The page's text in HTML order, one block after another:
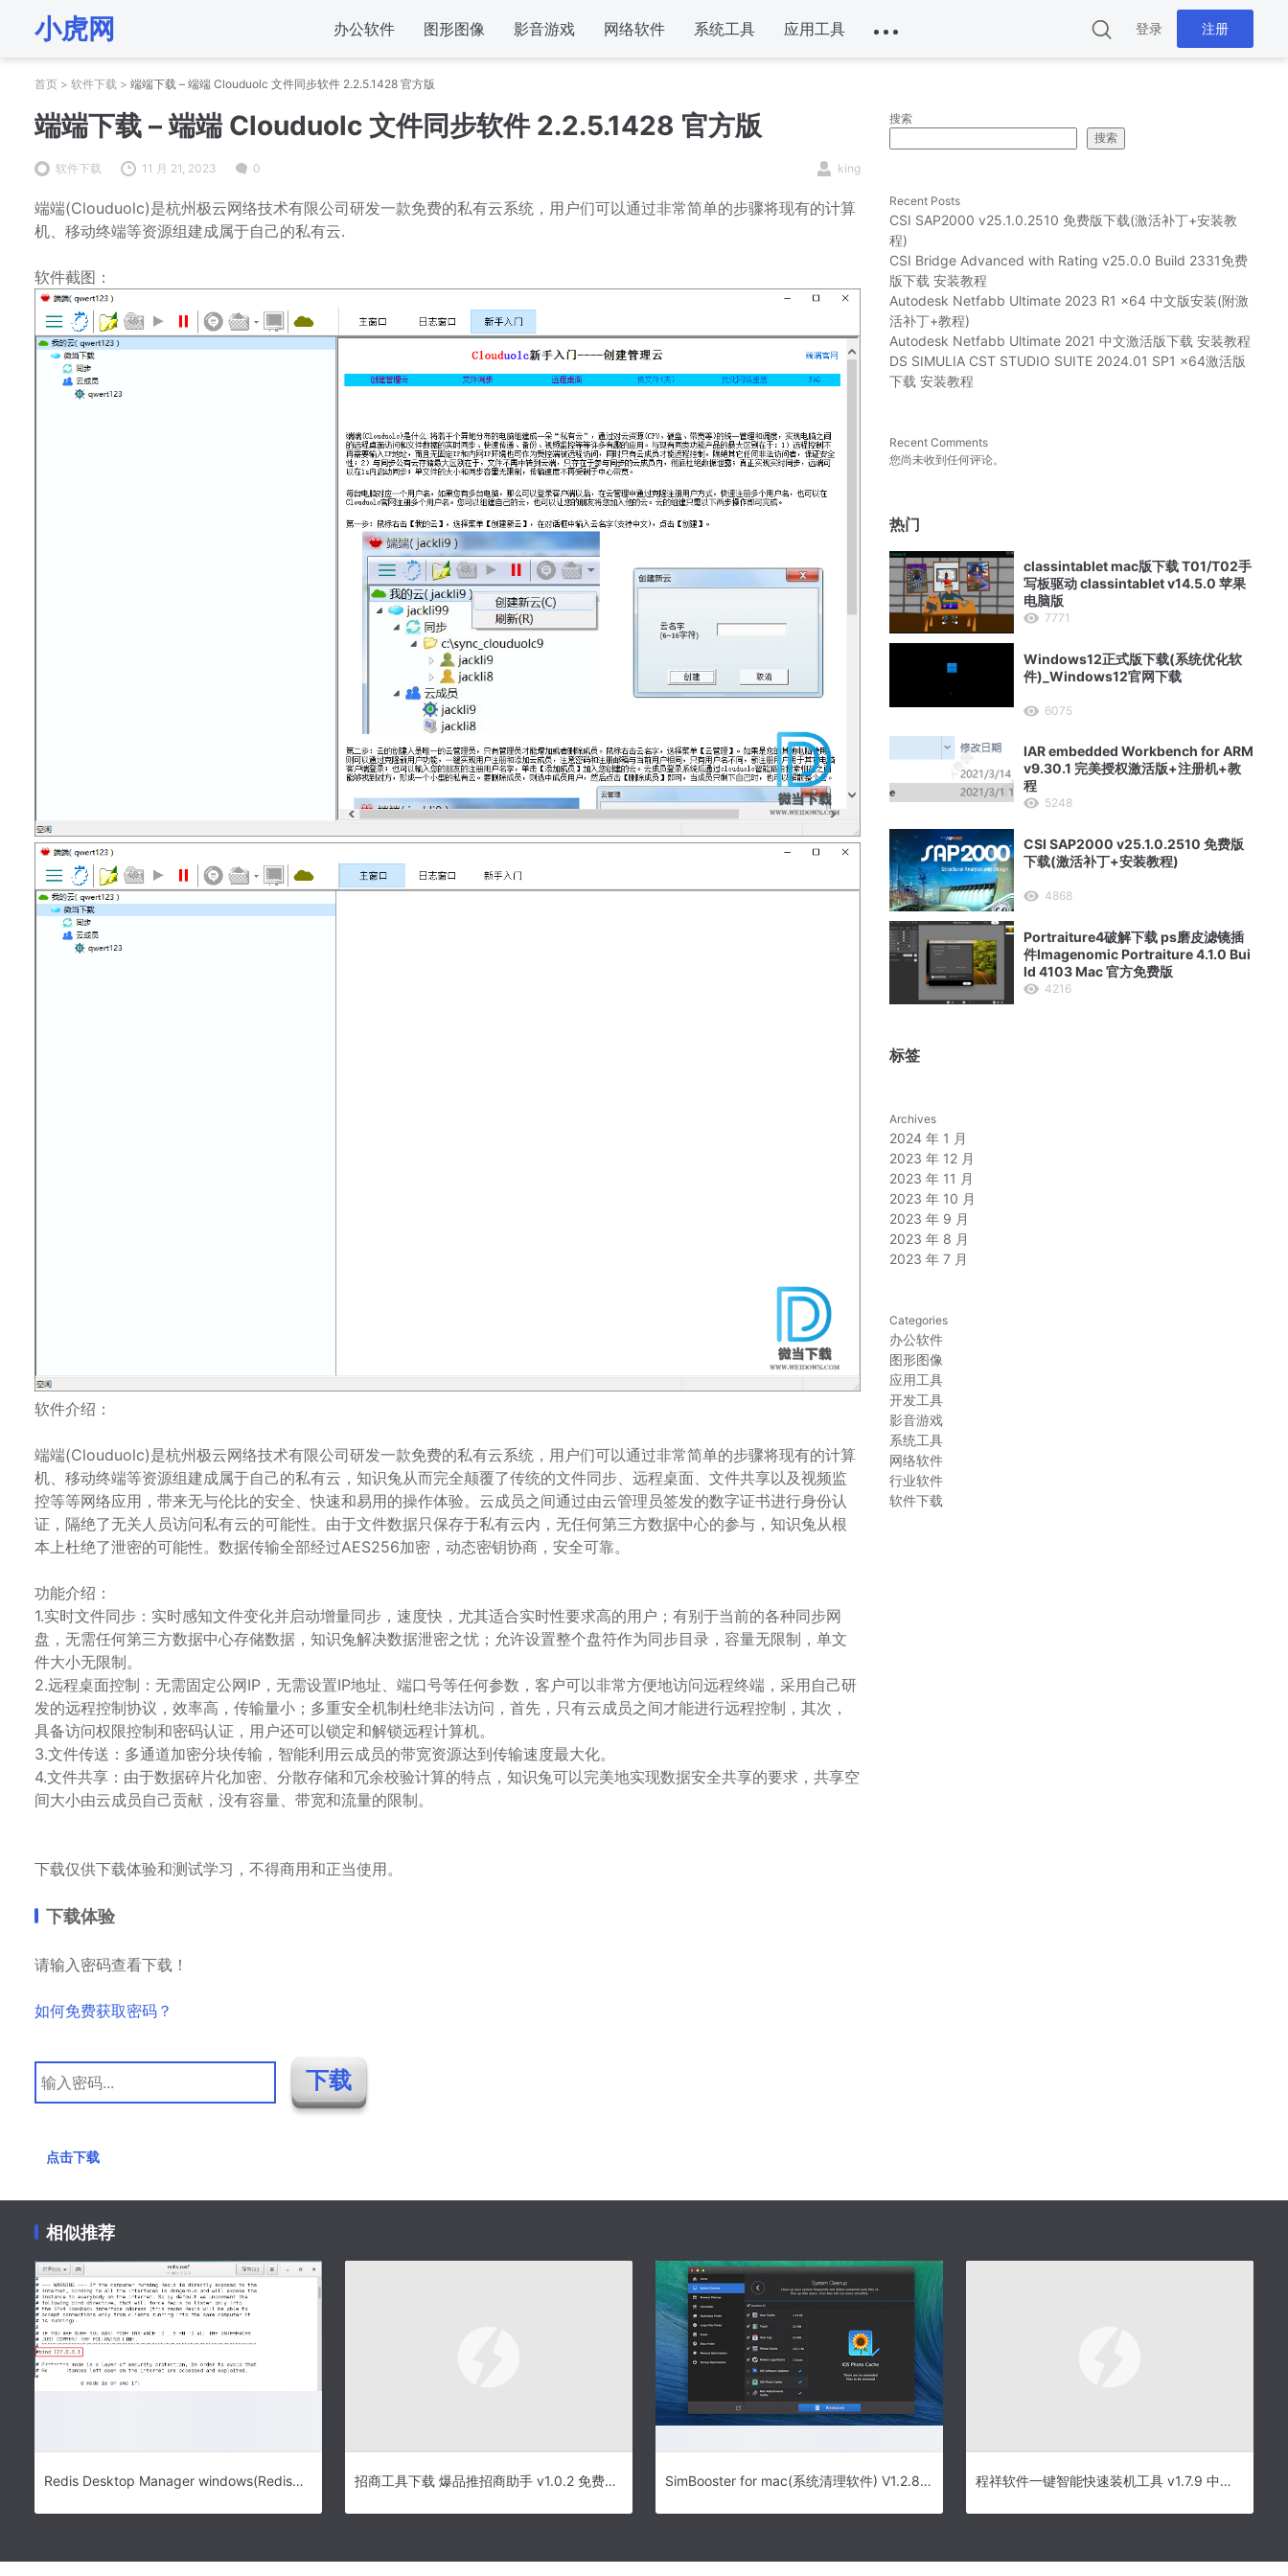
小虎网 办公软件 图形图像 影音游戏 网络软件 系统工具 应用工具 登录 注册
首页 > 软件下载 > 端端下载 – 端端 Clouduolc 文件同步软件 2.2.5.1428 官方版
端端下载 – 端端 Clouduolc 文件同步软件 2.2.5.1428 官方版
软件下载 11 月 21, 2023 0 king
端端(Clouduolc)是杭州极云网络技术有限公司研发一款免费的私有云系统，用户们可以通过非常简单的步骤将现有的计算
机、移动终端等资源组建成属于自己的私有云.
软件截图：
软件介绍：
端端(Clouduolc)是杭州极云网络技术有限公司研发一款免费的私有云系统，用户们可以通过非常简单的步骤将现有的计算
机、移动终端等资源组建成属于自己的私有云，知识兔从而完全颠覆了传统的文件同步、远程桌面、文件共享以及视频监
控等等网络应用，带来无与伦比的安全、快速和易用的操作体验。云成员之间通过由云管理员签发的数字证书进行身份认
证，隔绝了无关人员访问私有云的可能性。由于文件数据只保存于私有云内，无任何第三方数据中心的参与，知识兔从根
本上杜绝了泄密的可能性。数据传输全部经过AES256加密，动态密钥协商，安全可靠。
功能介绍：
1.实时文件同步：实时感知文件变化并启动增量同步，速度快，尤其适合实时性要求高的用户；有别于当前的各种同步网
盘，无需任何第三方数据中心存储数据，知识兔解决数据泄密之忧；允许设置整个盘符作为同步目录，容量无限制，单文
件大小无限制。
2.远程桌面控制：无需固定公网IP，无需设置IP地址、端口号等任何参数，客户可以非常方便地访问远程终端，采用自己研
发的远程控制协议，效率高，传输量小；多重安全机制杜绝非法访问，首先，只有云成员之间才能进行远程控制，其次，
具备访问权限控制和密码认证，用户还可以锁定和解锁远程计算机。
3.文件传送：多通道加密分块传输，智能利用云成员的带宽资源达到传输速度最大化。
4.文件共享：由于数据碎片化加密、分散存储和冗余校验计算的特点，知识兔可以完美地实现数据安全共享的要求，共享空
间大小由云成员自己贡献，没有容量、带宽和流量的限制。
下载仅供下载体验和测试学习，不得商用和正当使用。
下载体验
请输入密码查看下载！
如何免费获取密码？
点击下载
搜索
搜索
Recent Posts
CSI SAP2000 v25.1.0.2510 免费版下载(激活补丁+安装教
程)
CSI Bridge Advanced with Rating v25.0.0 Build 2331免费
版下载 安装教程
Autodesk Netfabb Ultimate 2023 R1 x64 中文版安装(附激
活补丁+教程)
Autodesk Netfabb Ultimate 2021 中文激活版下载 安装教程
DS SIMULIA CST STUDIO SUITE 2024.01 SP1 x64激活版
下载 安装教程
Recent Comments
您尚未收到任何评论。
热门
classintablet mac版下载 T01/T02手
写板驱动 classintablet v14.5.0 苹果
电脑版
7771
Windows12正式版下载(系统优化软
件)_Windows12官网下载
6075
IAR embedded Workbench for ARM
v9.30.1 完美授权激活版+注册机+教
程
5248
CSI SAP2000 v25.1.0.2510 免费版
下载(激活补丁+安装教程)
4868
Portraiture4破解下载 ps磨皮滤镜插
件Imagenomic Portraiture 4.1.0 Bui
ld 4103 Mac 官方免费版
4216
标签
Archives
2024 年 1 月
2023 年 12 月
2023 年 11 月
2023 年 10 月
2023 年 9 月
2023 年 8 月
2023 年 7 月
Categories
办公软件
图形图像
应用工具
开发工具
影音游戏
系统工具
网络软件
行业软件
软件下载
相似推荐
Redis Desktop Manager windows(Redis可视化工具) v0.9.999 官方免费版(附使用教程) 招商工具下载 爆品推招商助手 v1.0.2 免费安装版 SimBooster for mac(系统清理软件) V1.2.8 苹果电脑版 程祥软件一键智能快速装机工具 v1.7.9 中文版